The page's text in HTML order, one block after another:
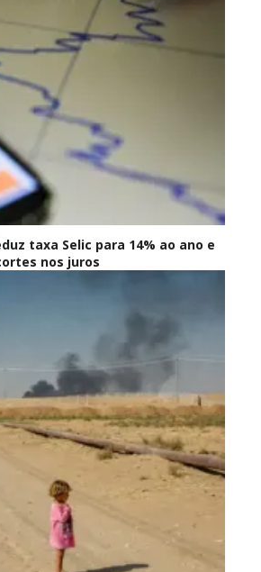
taxa Selic para 14% ao ano e
nos juros